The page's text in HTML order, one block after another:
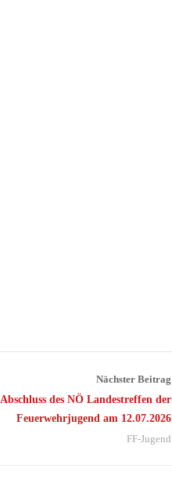
Nächster Beitrag
Abschluss des NÖ Landestreffen der
Feuerwehrjugend am 12.07.2026
FF-Jugend